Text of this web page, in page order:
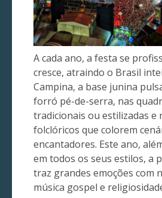
A cada ano, a festa se
cresce, atraindo o Brasil
Campina, a base junina
forró pé-de-serra, nas
tradicionais ou estilizadas e
folclóricos que colorem
encantadores. Este ano,
em todos os seus estilos, a
traz grandes emoções com
música gospel e